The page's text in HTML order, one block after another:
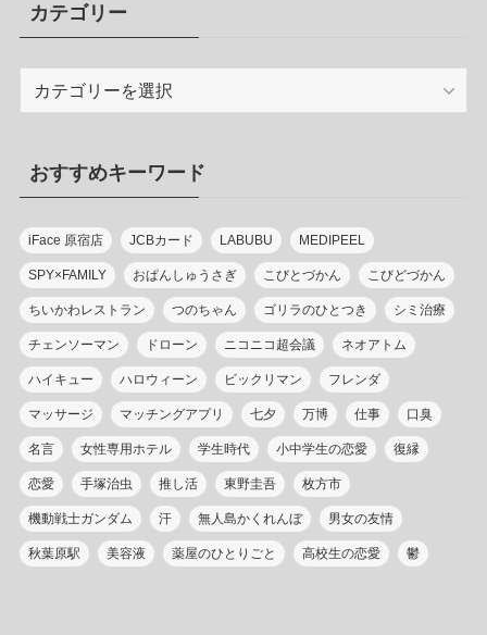
カテゴリー
リ
ー
おすすめキーワード
iFace 原宿店 JCBカード LABUBU MEDIPEEL
SPY×FAMILY おぱんしゅうさぎ こびとづかん こびどづかん
ちいかわレストラン つのちゃん ゴリラのひとつき シミ治療
チェンソーマン ドローン ニコニコ超会議 ネオアトム
ハイキュー ハロウィーン ビックリマン フレンダ
マッサージ マッチングアプリ 七夕 万博 仕事 口臭
名言 女性専用ホテル 学生時代 小中学生の恋愛 復縁
恋愛 手塚治虫 推し活 東野圭吾 枚方市
機動戦士ガンダム 汗 無人島かくれんぼ 男女の友情
秋葉原駅 美容液 薬屋のひとりごと 高校生の恋愛 鬱